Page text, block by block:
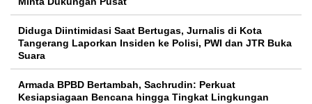
Diduga Diintimidasi Saat Bertugas, Jurnalis di Kota
Tangerang Laporkan Insiden ke Polisi, PWI dan JTR Buka
Suara
Armada BPBD Bertambah, Sachrudin: Perkuat
Kesiapsiagaan Bencana hingga Tingkat Lingkungan